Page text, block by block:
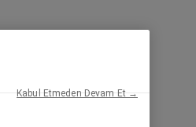
Kabul Etmeden Devam Et →